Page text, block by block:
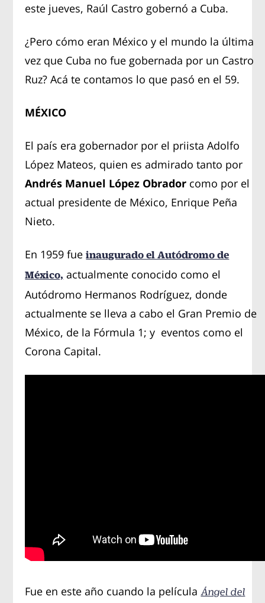
este jueves, Raúl Castro gobernó a Cuba.
¿Pero cómo eran México y el mundo la última
vez que Cuba no fue gobernada por un Castro
Ruz? Acá te contamos lo que pasó en el 59.
MÉXICO
El país era gobernador por el priista Adolfo
López Mateos, quien es admirado tanto por
Andrés Manuel López Obrador como por el
actual presidente de México, Enrique Peña
Nieto.
En 1959 fueinaugurado el Autódromo de
México, actualmente conocido como el
Autódromo Hermanos Rodríguez, donde
actualmente se lleva a cabo el Gran Premio de
México, de la Fórmula 1; y eventos como el
Corona Capital.
Fue en este año cuando la película Ángel del